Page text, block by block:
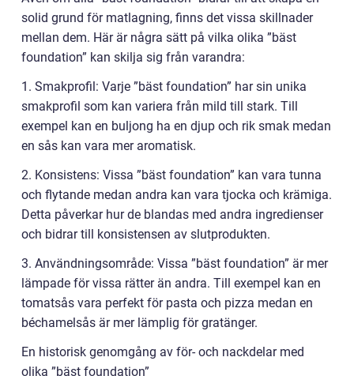
solid grund för matlagning, finns det vissa skillnader
mellan dem. Här är några sätt på vilka olika ”bäst
foundation” kan skilja sig från varandra:
1. Smakprofil: Varje ”bäst foundation” har sin unika
smakprofil som kan variera från mild till stark. Till
exempel kan en buljong ha en djup och rik smak medan
en sås kan vara mer aromatisk.
2. Konsistens: Vissa ”bäst foundation” kan vara tunna
och flytande medan andra kan vara tjocka och krämiga.
Detta påverkar hur de blandas med andra ingredienser
och bidrar till konsistensen av slutprodukten.
3. Användningsområde: Vissa ”bäst foundation” är mer
lämpade för vissa rätter än andra. Till exempel kan en
tomatsås vara perfekt för pasta och pizza medan en
béchamelsås är mer lämplig för gratänger.
En historisk genomgång av för- och nackdelar med
olika ”bäst foundation”